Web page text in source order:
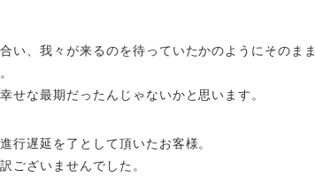
い、我々が来るのを待っていたかのようにそのまま
せな最期だったんじゃないかと思います。
行遅延を了として頂いたお客様。
ございませんでした。